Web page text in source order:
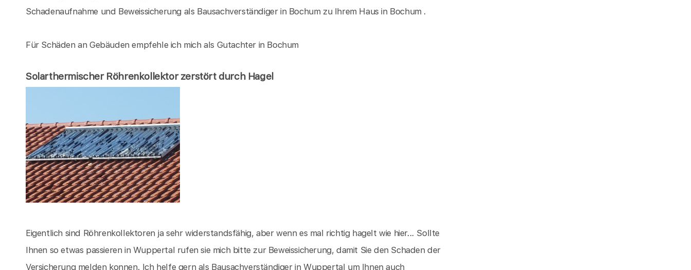
Schadenaufnahme und Beweissicherung als Bausachverständiger in Bochum zu Ihrem Haus in Bochum .
Für Schäden an Gebäuden empfehle ich mich als Gutachter in Bochum
Solarthermischer Röhrenkollektor zerstört durch Hagel
Eigentlich sind Röhrenkollektoren ja sehr widerstandsfähig, aber wenn es mal richtig hagelt wie hier... Sollte
Ihnen so etwas passieren in Wuppertal rufen sie mich bitte zur Beweissicherung, damit Sie den Schaden der
Versicherung melden konnen. Ich helfe gern als Bausachverständiger in Wuppertal um Ihnen auch